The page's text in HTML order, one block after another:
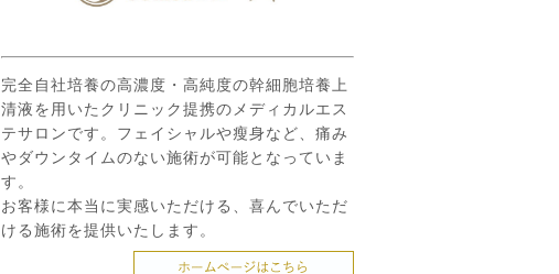
完全自社培養の高濃度・高純度の幹細胞培養上
清液を用いたクリニック提携のメディカルエス
テサロンです。フェイシャルや瘦身など、痛み
やダウンタイムのない施術が可能となっていま
す。
お客様に本当に実感いただける、喜んでいただ
ける施術を提供いたします。